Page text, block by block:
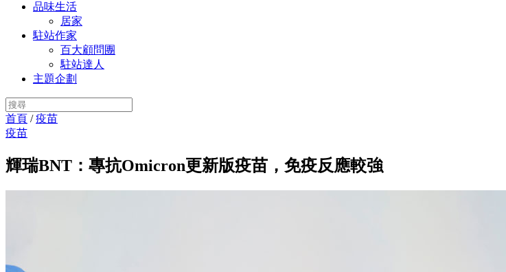
品味生活
居家
駐站作家
百大顧問團
駐站達人
主題企劃
首頁 /疫苗
疫苗
輝瑞BNT：專抗Omicron更新版疫苗，免疫反應較強